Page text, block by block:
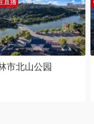
直播
市北山公园